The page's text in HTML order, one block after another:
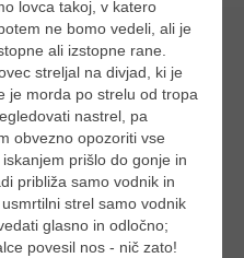
lovca takoj, v katero
ne bomo vedeli, ali je
ali izstopne rane.
streljal na divjad, ki je
je morda po strelu od tropa
nastrel, pa
obvezno opozoriti vse
prišlo do gonje in
približa samo vodnik in
strel samo vodnik
glasno in odločno;
povesil nos - nič zato!